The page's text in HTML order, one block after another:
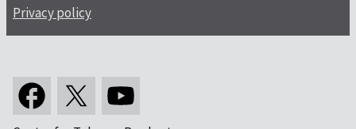
Privacy policy